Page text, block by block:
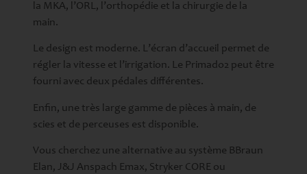
la MKA, l’ORL, l’orthopédie et la chirurgie de la
main.
Le design est moderne. L’écran d’accueil permet de
régler la vitesse et l’irrigation. Le Primado2 peut être
fourni avec deux pédales différentes.
Enfin, une très large gamme de pièces à main, de
scies et de perceuses est disponible.
Vous cherchez une alternative au système BBraun
Elan, J&J Anspach Emax, Stryker CORE ou